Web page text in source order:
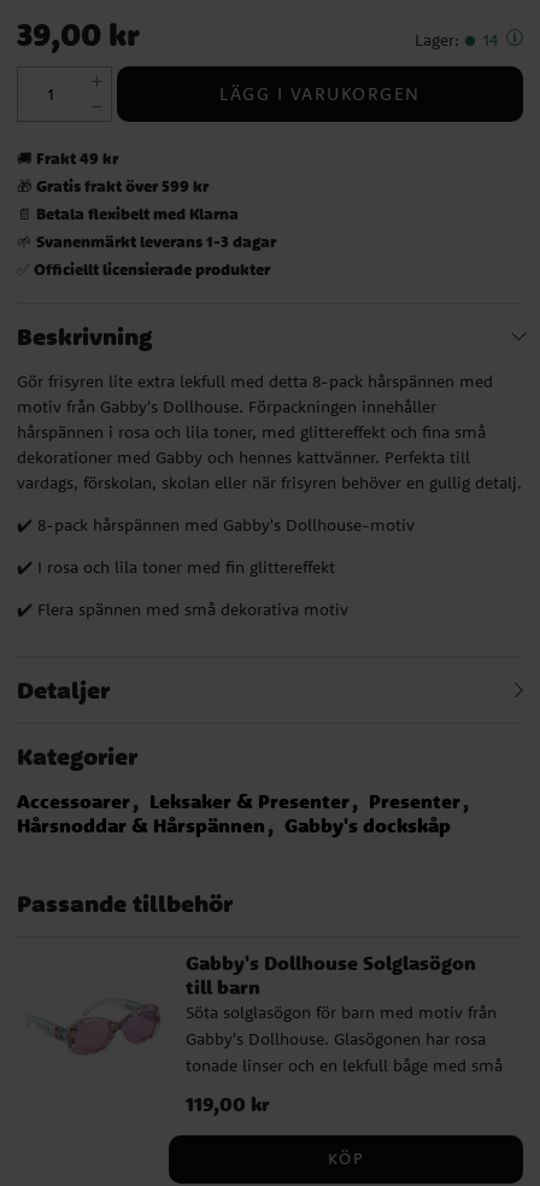
Pris: 39,00 kr
39,00 kr Lager: 14
LÄGG I VARUKORGEN
🚚 Frakt 49 kr
🎁 Gratis frakt över 599 kr
📄 Betala flexibelt med Klarna
🌱 Svanenmärkt leverans 1-3 dagar
✅ Officiellt licensierade produkter
Beskrivning
Gör frisyren lite extra lekfull med detta 8-pack hårspännen med
motiv från Gabby's Dollhouse. Förpackningen innehåller
hårspännen i rosa och lila toner, med glittereffekt och fina små
dekorationer med Gabby och hennes kattvänner. Perfekta till
vardags, förskolan, skolan eller när frisyren behöver en gullig detalj.
✔️ 8-pack hårspännen med Gabby's Dollhouse-motiv
✔️ I rosa och lila toner med fin glittereffekt
✔️ Flera spännen med små dekorativa motiv
Detaljer
Kategorier
Accessoarer Leksaker & Presenter
Presenter
Hårsnoddar & Hårspännen
Gabby's dockskåp
Passande tillbehör
Gabby's Dollhouse Solglasögon
till barn
Söta solglasögon för barn med motiv från
Gabby's Dollhouse. Glasögonen har rosa
tonade linser och en lekfull båge med små
motiv av Gabby och hennes kattvänner.
Den fina designen ger solglasögonen en
lite mer påkostad känsla, samtidigt som
de ger UV400-skydd mot solens strålar
Pris :119,00 kr
119,00 kr
KÖP